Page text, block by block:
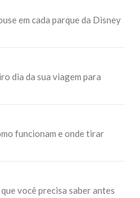
em cada parque da Disney
dia da sua viagem para
funcionam e onde tirar
você precisa saber antes